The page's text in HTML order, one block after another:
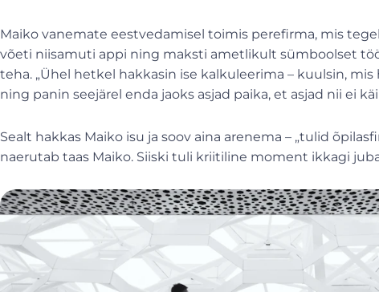
Maiko vanemate eestvedamisel toimis perefirma, mis
võeti niisamuti appi ning maksti ametlikult sümboolset
teha. „Ühel hetkel hakkasin ise kalkuleerima – kuulsin,
ning panin seejärel enda jaoks asjad paika, et asjad nii ei
Sealt hakkas Maiko isu ja soov aina arenema – „tulid
naerutab taas Maiko. Siiski tuli kriitiline moment ikkagi